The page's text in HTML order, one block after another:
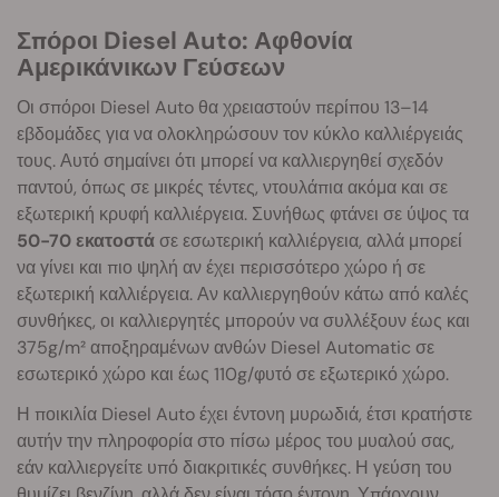
Σπόροι Diesel Auto: Αφθονία
Αμερικάνικων Γεύσεων
Οι σπόροι Diesel Auto θα χρειαστούν περίπου 13–14
εβδομάδες για να ολοκληρώσουν τον κύκλο καλλιέργειάς
τους. Αυτό σημαίνει ότι μπορεί να καλλιεργηθεί σχεδόν
παντού, όπως σε μικρές τέντες, ντουλάπια ακόμα και σε
εξωτερική κρυφή καλλιέργεια. Συνήθως φτάνει σε ύψος τα
50-70 εκατοστάσε εσωτερική καλλιέργεια, αλλά μπορεί
να γίνει και πιο ψηλή αν έχει περισσότερο χώρο ή σε
εξωτερική καλλιέργεια. Αν καλλιεργηθούν κάτω από καλές
συνθήκες, οι καλλιεργητές μπορούν να συλλέξουν έως και
375g/m² αποξηραμένων ανθών Diesel Automatic σε
εσωτερικό χώρο και έως 110g/φυτό σε εξωτερικό χώρο.
Η ποικιλία Diesel Auto έχει έντονη μυρωδιά, έτσι κρατήστε
αυτήν την πληροφορία στο πίσω μέρος του μυαλού σας,
εάν καλλιεργείτε υπό διακριτικές συνθήκες. Η γεύση του